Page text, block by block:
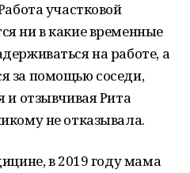
участковой
ни в какие временные
на работе, а
за помощью соседи,
и отзывчивая Рита
не отказывала.
в 2019 году мама